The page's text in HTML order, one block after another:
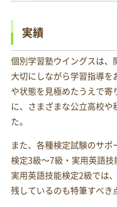
実績
個別学習塾ウイングスは、
大切にしながら学習指導
や状態を見極めたうえで
に、さまざまな公立高校
た。
また、各種検定試験のサ
検定3級～7級・実用英語技
実用英語技能検定2級では
残しているのも特筆すべき